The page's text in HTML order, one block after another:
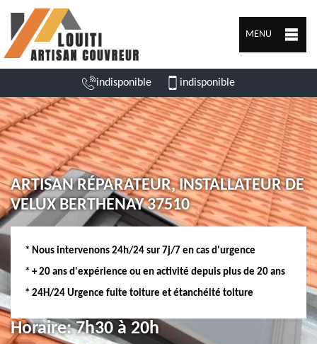
MENU
indisponible indisponible
ARTISAN RÉPARATEUR, INSTALLATEUR DE
VELUX BERTHENAY 37510
* Nous intervenons 24h/24 sur 7j/7 en cas d'urgence
* + 20 ans d'expérience ou en activité depuis plus de 20 ans
* 24H/24 Urgence fuite toiture et étanchéité toiture
Horaire:7h30 à 20h